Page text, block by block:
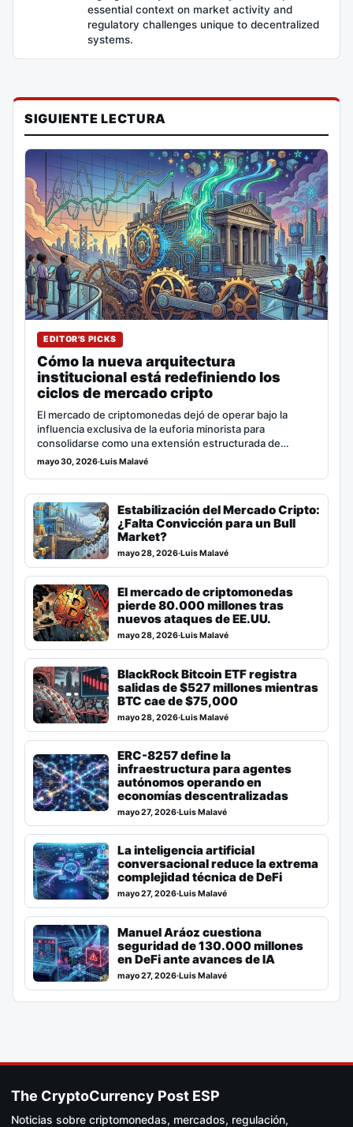
essential context on market activity and
regulatory challenges unique to decentralized
systems.
SIGUIENTE LECTURA
EDITOR'S PICKS
Cómo la nueva arquitectura
institucional está redefiniendo los
ciclos de mercado cripto
El mercado de criptomonedas dejó de operar bajo la
influencia exclusiva de la euforia minorista para
consolidarse como una extensión estructurada de…
mayo 30, 2026·Luis Malavé
Estabilización del Mercado Cripto:
¿Falta Convicción para un Bull
Market?
mayo 28, 2026·Luis Malavé
El mercado de criptomonedas
pierde 80.000 millones tras
nuevos ataques de EE.UU.
mayo 28, 2026·Luis Malavé
BlackRock Bitcoin ETF registra
salidas de $527 millones mientras
BTC cae de $75,000
mayo 28, 2026·Luis Malavé
ERC-8257 define la
infraestructura para agentes
autónomos operando en
economías descentralizadas
mayo 27, 2026·Luis Malavé
La inteligencia artificial
conversacional reduce la extrema
complejidad técnica de DeFi
mayo 27, 2026·Luis Malavé
Manuel Aráoz cuestiona
seguridad de 130.000 millones
en DeFi ante avances de IA
mayo 27, 2026·Luis Malavé
The CryptoCurrency Post ESP
Noticias sobre criptomonedas, mercados, regulación,